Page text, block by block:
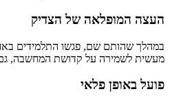
העצה המופלאה של הצדיק
במהלך שהותם שם, פגשו התלמידים
מעשית לשמירה על קדושת המחשבה,
פועל באופן פלאי